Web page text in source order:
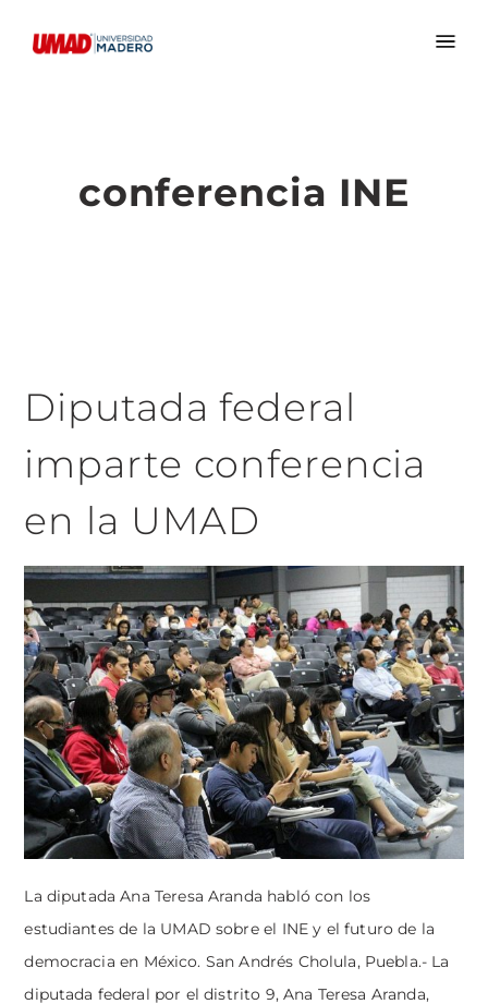
conferencia INE
Diputada federal
imparte conferencia
en la UMAD
La diputada Ana Teresa Aranda habló con los
estudiantes de la UMAD sobre el INE y el futuro de la
democracia en México. San Andrés Cholula, Puebla.- La
diputada federal por el distrito 9, Ana Teresa Aranda,